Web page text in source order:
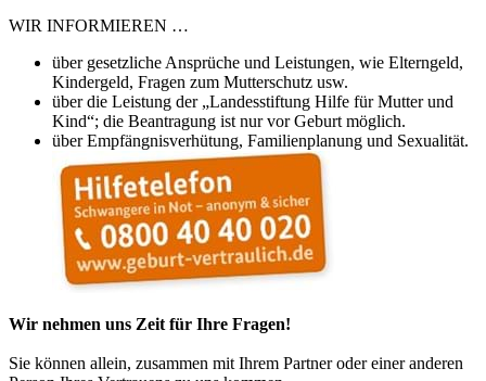
WIR INFORMIEREN …
über gesetzliche Ansprüche und Leistungen, wie Elterngeld,
Kindergeld, Fragen zum Mutterschutz usw.
über die Leistung der „Landesstiftung Hilfe für Mutter und
Kind“; die Beantragung ist nur vor Geburt möglich.
über Empfängnisverhütung, Familienplanung und Sexualität.
Wir nehmen uns Zeit für Ihre Fragen!
Sie können allein, zusammen mit Ihrem Partner oder einer anderen